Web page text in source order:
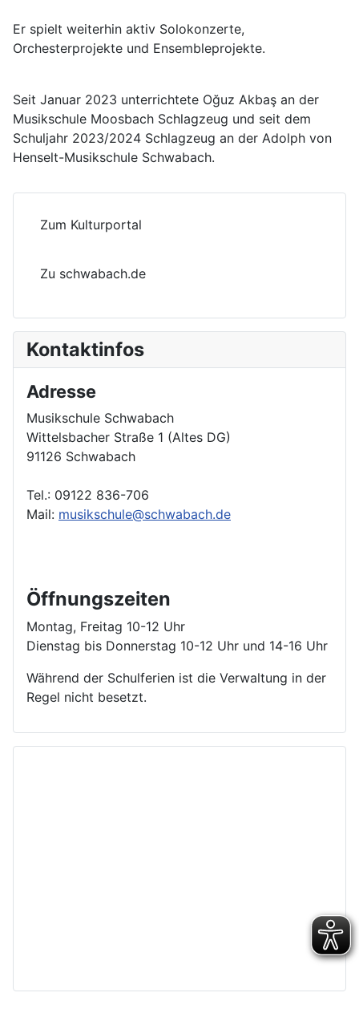
Er spielt weiterhin aktiv Solokonzerte,
Orchesterprojekte und Ensembleprojekte.
Seit Januar 2023 unterrichtete Oğuz Akbaş an der
Musikschule Moosbach Schlagzeug und seit dem
Schuljahr 2023/2024 Schlagzeug an der Adolph von
Henselt-Musikschule Schwabach.
Zum Kulturportal
Zu schwabach.de
Kontaktinfos
Adresse
Musikschule Schwabach
Wittelsbacher Straße 1 (Altes DG)
91126 Schwabach
Tel.: 09122 836-706
Mail: musikschule@schwabach.de
Öffnungszeiten
Montag, Freitag 10-12 Uhr
Dienstag bis Donnerstag 10-12 Uhr und 14-16 Uhr
Während der Schulferien ist die Verwaltung in der
Regel nicht besetzt.